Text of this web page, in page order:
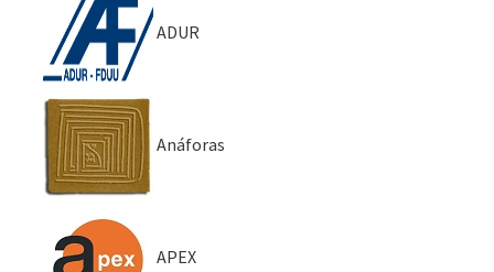
ADUR
Anáforas
APEX